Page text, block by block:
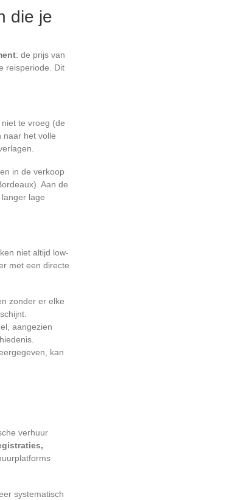
die je
: de prijs van
reisperiode. Dit
te vroeg (de
naar het volle
in de verkoop
Aan de
lage
niet altijd low-
met een directe
zonder er elke
aangezien
kan
verhuur
systematisch